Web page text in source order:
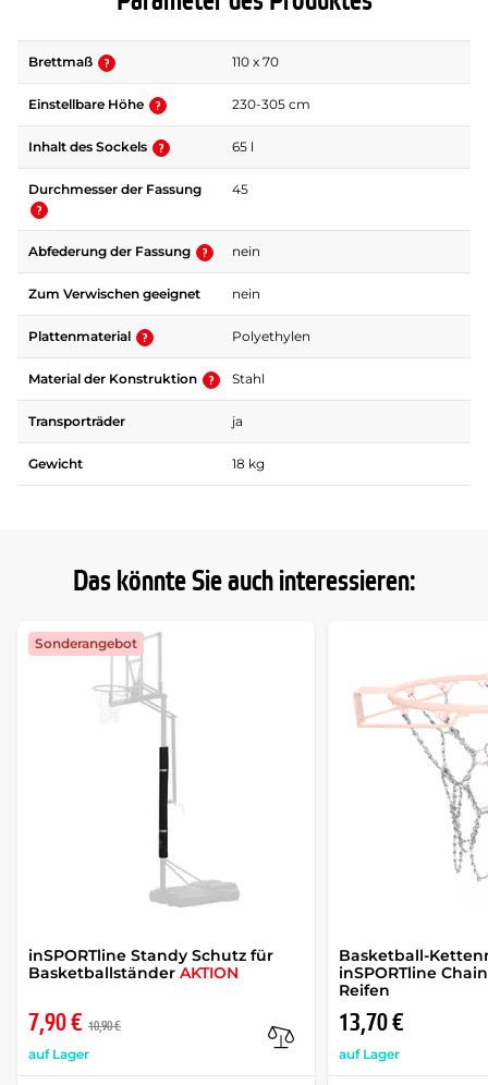
Das könnte Sie auch interessieren:
inSPORTline Standy Schutz für
Basketballständer AKTION
7,90 € 10,90 €
auf Lager
Sonderangebot
Basketball-
inSPORTline
Reifen
13,70 €
auf Lager
Brettmaß 110 x 70
Einstellbare Höhe 230-305 cm
Inhalt des Sockels 65 l
Durchmesser der Fassung 45
Abfederung der Fassung nein
Zum Verwischen geeignet nein
Plattenmaterial Polyethylen
Material der Konstruktion Stahl
Transporträder ja
Gewicht 18 kg